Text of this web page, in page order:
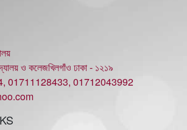
ও কলেজখিলগাঁও ঢাকা - ১২১৯
01711128433, 01712043992